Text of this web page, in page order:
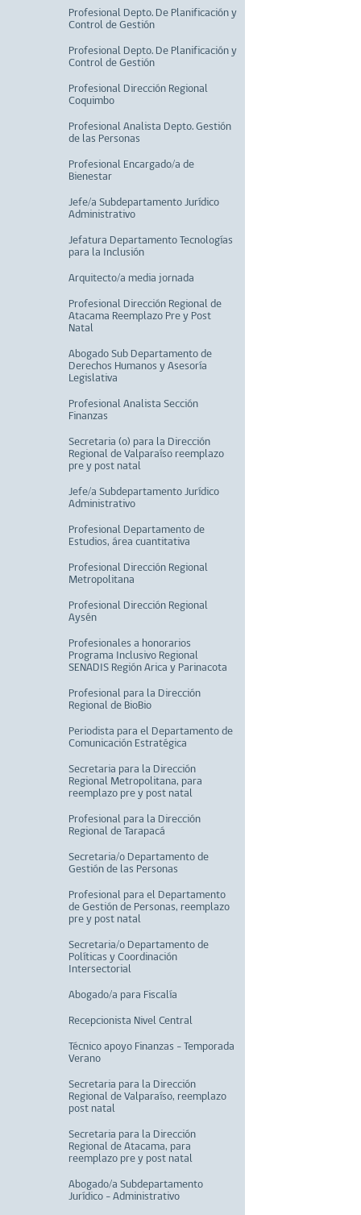
Profesional Depto. De Planificación y
Control de Gestión
Profesional Depto. De Planificación y
Control de Gestión
Profesional Dirección Regional
Coquimbo
Profesional Analista Depto. Gestión
de las Personas
Profesional Encargado/a de
Bienestar
Jefe/a Subdepartamento Jurídico
Administrativo
Jefatura Departamento Tecnologías
para la Inclusión
Arquitecto/a media jornada
Profesional Dirección Regional de
Atacama Reemplazo Pre y Post
Natal
Abogado Sub Departamento de
Derechos Humanos y Asesoría
Legislativa
Profesional Analista Sección
Finanzas
Secretaria (o) para la Dirección
Regional de Valparaíso reemplazo
pre y post natal
Jefe/a Subdepartamento Jurídico
Administrativo
Profesional Departamento de
Estudios, área cuantitativa
Profesional Dirección Regional
Metropolitana
Profesional Dirección Regional
Aysén
Profesionales a honorarios
Programa Inclusivo Regional
SENADIS Región Arica y Parinacota
Profesional para la Dirección
Regional de BioBio
Periodista para el Departamento de
Comunicación Estratégica
Secretaria para la Dirección
Regional Metropolitana, para
reemplazo pre y post natal
Profesional para la Dirección
Regional de Tarapacá
Secretaria/o Departamento de
Gestión de las Personas
Profesional para el Departamento
de Gestión de Personas, reemplazo
pre y post natal
Secretaria/o Departamento de
Políticas y Coordinación
Intersectorial
Abogado/a para Fiscalía
Recepcionista Nivel Central
Técnico apoyo Finanzas - Temporada
Verano
Secretaria para la Dirección
Regional de Valparaíso, reemplazo
post natal
Secretaria para la Dirección
Regional de Atacama, para
reemplazo pre y post natal
Abogado/a Subdepartamento
Jurídico - Administrativo